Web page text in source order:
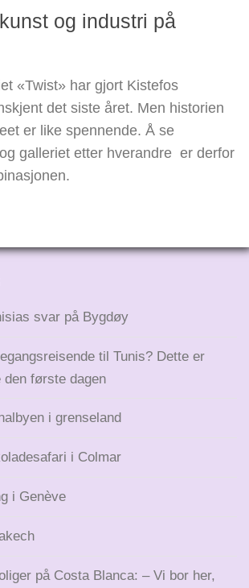
og industri på
«Twist» har gjort Kistefos
det siste året. Men historien
er like spennende. Å se
galleriet etter hverandre er derfor
svar på Bygdøy
til Tunis? Dette er
første dagen
i grenseland
i Colmar
i Genève
på Costa Blanca: – Vi bor her,